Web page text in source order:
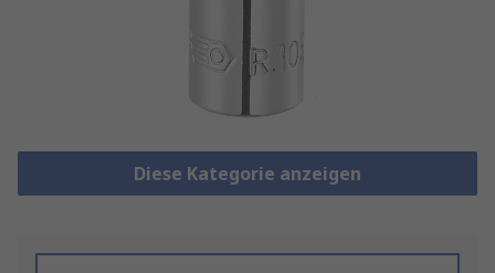
Diese Kategorie anzeigen